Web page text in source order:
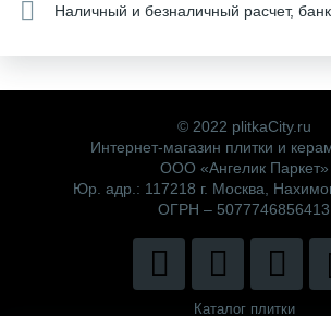
Наличный и безналичный расчет,
© 2022 plitkaCity.ru
Интернет-магазин плитки и
ООО «Ангелик Паркет»
Юр. адр.: 117218 г. Москва,
ОГРН – 5077746856413
Каталог плитки